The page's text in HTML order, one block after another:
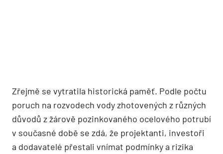
Zřejmě se vytratila historická paměť. Podle počtu
poruch na rozvodech vody zhotovených z různých
důvodů z žárově pozinkované­ho ocelového potrubí
v současné době se zdá, že projektanti, investoři
a dodavatelé přestali vnímat podmínky a rizika